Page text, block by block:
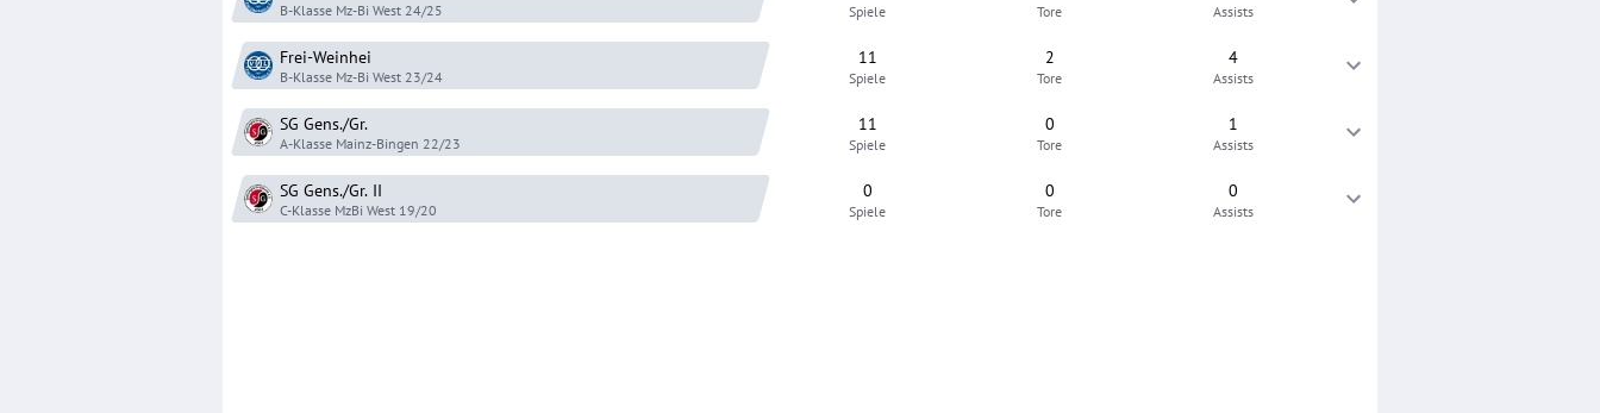
B-Klasse Mz-Bi West 24/25 Spiele Tore Assists
Frei-Weinhei
B-Klasse Mz-Bi West 23/24
11
Spiele
2
Tore
4
Assists
SG Gens./Gr.
A-Klasse Mainz-Bingen 22/23
11
Spiele
0
Tore
1
Assists
SG Gens./Gr. II
C-Klasse MzBi West 19/20
0
Spiele
0
Tore
0
Assists